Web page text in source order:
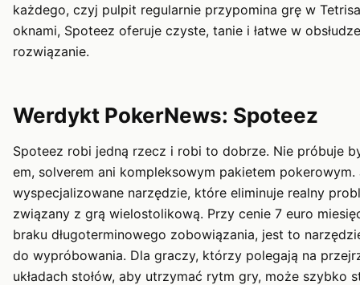
każdego, czyj pulpit regularnie przypomina grę w
oknami, Spoteez oferuje czyste, tanie i łatwe w obsłudze
rozwiązanie.
Werdykt PokerNews: Spoteez
Spoteez robi jedną rzecz i robi to dobrze. Nie próbuje
em, solverem ani kompleksowym pakietem
wyspecjalizowane narzędzie, które eliminuje realny
związany z grą wielostolikową. Przy cenie 7 euro
braku długoterminowego zobowiązania, jest to
do wypróbowania. Dla graczy, którzy polegają na
układach stołów, aby utrzymać rytm gry, może szybko